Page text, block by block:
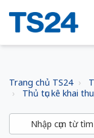
Trang chủ TS24
Thủ tục kê khai